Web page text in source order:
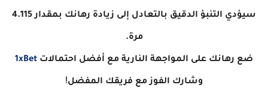
سيؤدي التنبؤ الدقيق بالتعادل إلى زيادة رهانك بمقدار 4.115
مرة.
ضع رهانك على المواجهة النارية مع أفضل احتمالات 1xBet
وشارك الفوز مع فريقك المفضل!